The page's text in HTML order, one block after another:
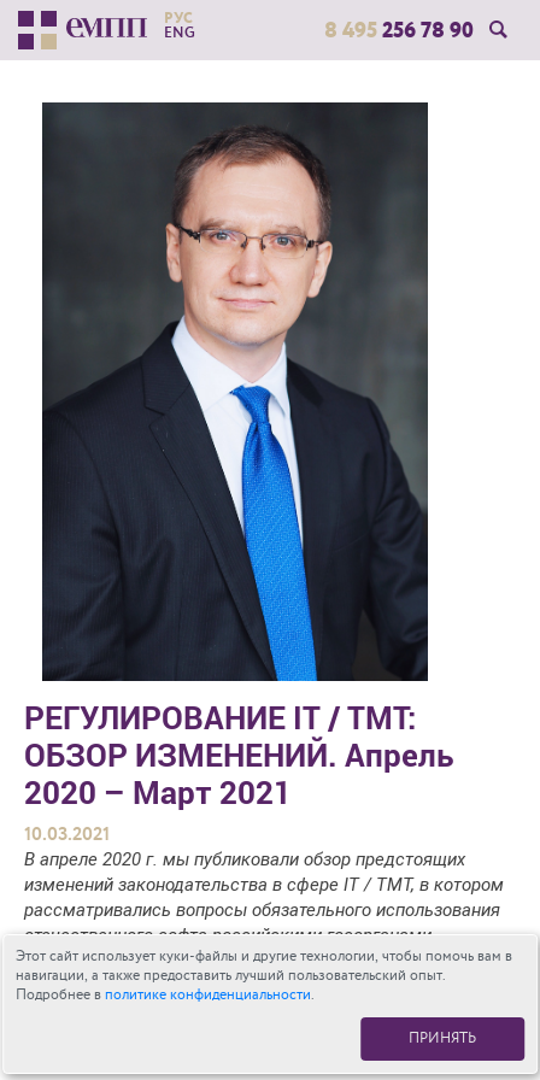
РУС
ENG
8 495 256 78 90
Этот сайт использует куки-файлы и другие технологии, чтобы помочь вам в
навигации, а также предоставить лучший пользовательский опыт.
Подробнее вполитике конфиденциальности.
ПРИНЯТЬ
РЕГУЛИРОВАНИЕ IT / TMT:
ОБЗОР ИЗМЕНЕНИЙ. Апрель
2020 – Март 2021
10.03.2021
В апреле 2020 г. мы публиковали обзор предстоящих
изменений законодательства в сфере IT/ TMT, в котором
рассматривались вопросы обязательного использования
отечественного софта российскими госорганами,
установления запрета на использование иностранного ПО
в объектах российской критической инфраструктуры,
эл. устройства и некоторые другие. Вместе с тем,
несмотря на введенные противоэпидемиологические